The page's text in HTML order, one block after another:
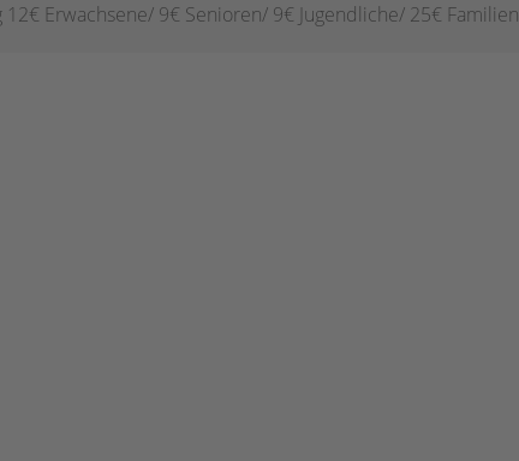
Erwachsene/ 9€ Senioren/ 9€ Jugendliche/ 25€ Familien